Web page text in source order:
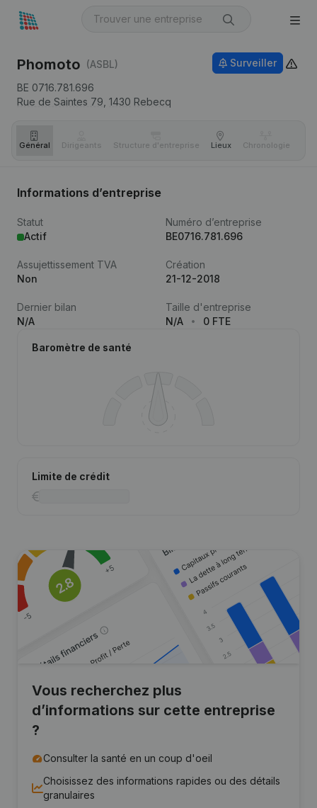
Phomoto (ASBL)
BE 0716.781.696
Rue de Saintes 79, 1430 Rebecq
Surveiller
Général Dirigeants Structure d'entreprise Lieux Chronologie
Informations d’entreprise
Statut
Actif
Numéro d’entreprise
BE0716.781.696
Assujettissement TVA
Non
Création
21-12-2018
Dernier bilan
N/A
Taille d'entreprise
N/A
0 FTE
Baromètre de santé
Limite de crédit
Vous recherchez plus
d’informations sur cette entreprise
?
Consulter la santé en un coup d'oeil
Choisissez des informations rapides ou des détails
granulaires